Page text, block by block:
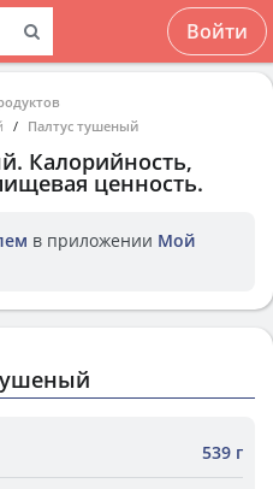
Войти
Палтус тушеный
. Калорийность,
ценность.
в приложении Мой
539 г